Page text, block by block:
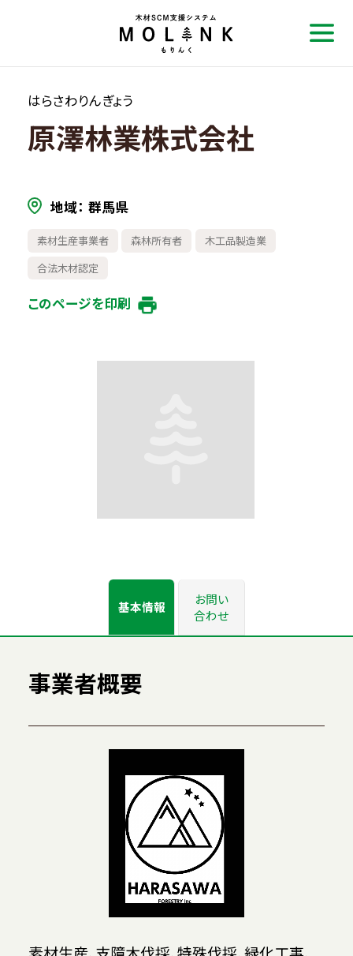
はらさわりんぎょう
原澤林業株式会社
地域 群馬県
素材生産事業者 森林所有者
木工品製造業
合法木材認定
このページを印刷
基本情報
お問い
合わせ
事業者概要